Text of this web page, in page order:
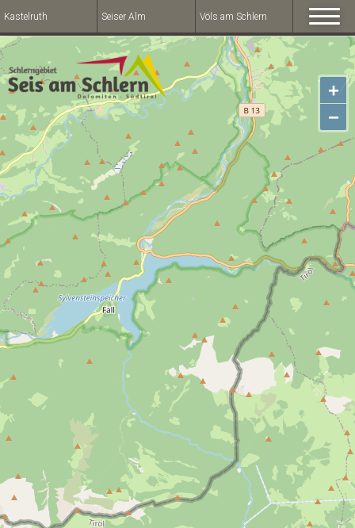
Kastelruth Seiser Alm Völs am Schlern
+
−